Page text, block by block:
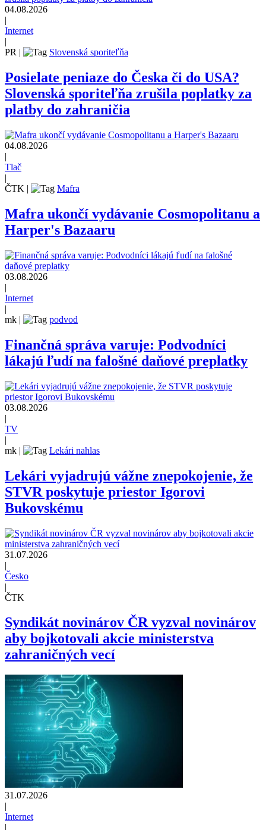
04.08.2026
|
Internet
|
PR | Slovenská sporiteľňa
Posielate peniaze do Česka či do USA?
Slovenská sporiteľňa zrušila poplatky za
platby do zahraničia
04.08.2026
|
Tlač
|
ČTK | Mafra
Mafra ukončí vydávanie Cosmopolitanu a
Harper's Bazaaru
03.08.2026
|
Internet
|
mk | podvod
Finančná správa varuje: Podvodníci
lákajú ľudí na falošné daňové preplatky
03.08.2026
|
TV
|
mk | Lekári nahlas
Lekári vyjadrujú vážne znepokojenie, že
STVR poskytuje priestor Igorovi
Bukovskému
31.07.2026
|
Česko
|
ČTK
Syndikát novinárov ČR vyzval novinárov
aby bojkotovali akcie ministerstva
zahraničných vecí
31.07.2026
|
Internet
|